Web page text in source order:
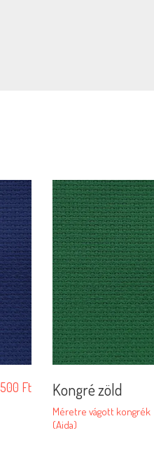
Ft Kongré zöld
Méretre vágott kongrék
(Aida)